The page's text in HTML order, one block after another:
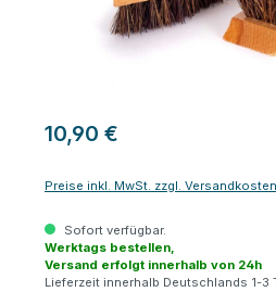
10,90 €
Preise inkl. MwSt. zzgl. Versandkosten
Sofort verfügbar.
Werktags bestellen,
Versand erfolgt innerhalb von 24h
Lieferzeit innerhalb Deutschlands 1-3